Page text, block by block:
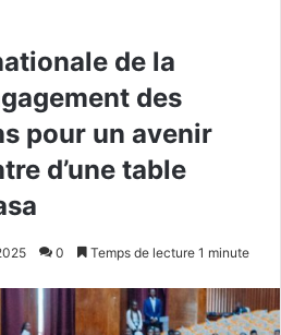
de la
des
pour un avenir
d’une table
0 Temps de lecture 1 minute